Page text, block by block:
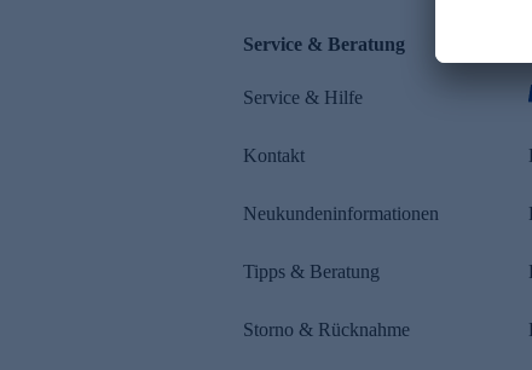
Service & Beratung
Service & Hilfe
Kontakt
Neukundeninformationen
Tipps & Beratung
Storno & Rücknahme